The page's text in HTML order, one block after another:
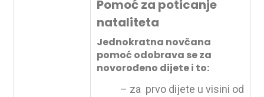
Pomoć za poticanje
nataliteta
Jednokratna novčana
pomoć odobrava se za
novorođeno dijete i to:
– za prvo dijete u visini od